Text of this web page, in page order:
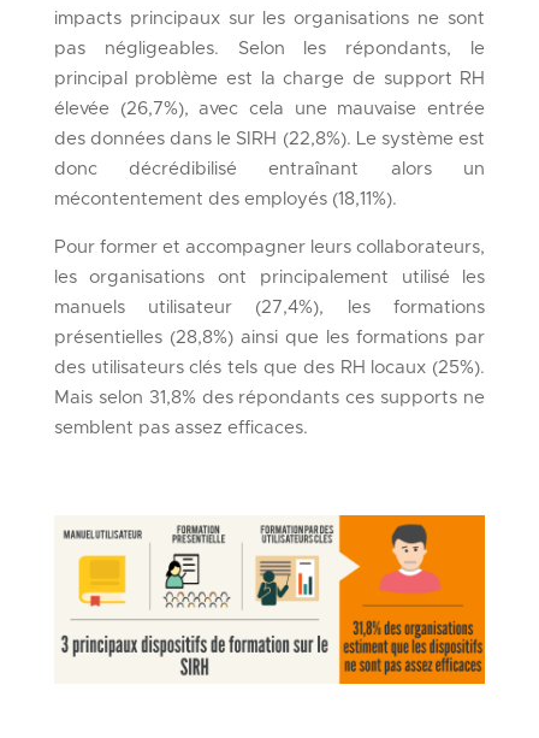
impacts principaux sur les organisations ne sont
pas négligeables. Selon les répondants, le
principal problème est la charge de support RH
élevée (26,7%), avec cela une mauvaise entrée
des données dans le SIRH (22,8%). Le système est
donc décrédibilisé entraînant alors un
mécontentement des employés (18,11%).
Pour former et accompagner leurs collaborateurs,
les organisations ont principalement utilisé les
manuels utilisateur (27,4%), les formations
présentielles (28,8%) ainsi que les formations par
des utilisateurs clés tels que des RH locaux (25%).
Mais selon 31,8% des répondants ces supports ne
semblent pas assez efficaces.